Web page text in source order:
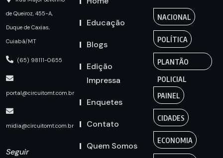
de Queiroz, 455-A,
Duque de Caxias,
Cuiabá/MT
(65) 98111-0655
portal@circuitomt.com.br
midia@circuitomt.com.br
Seguir
Educação
Blogs
Edição
Impressa
Enquetes
Contato
Quem Somos
NACIONAL
POLÍTICA
PLANTÃO
POLICIAL
PAINEL
CIDADES
ECONOMIA